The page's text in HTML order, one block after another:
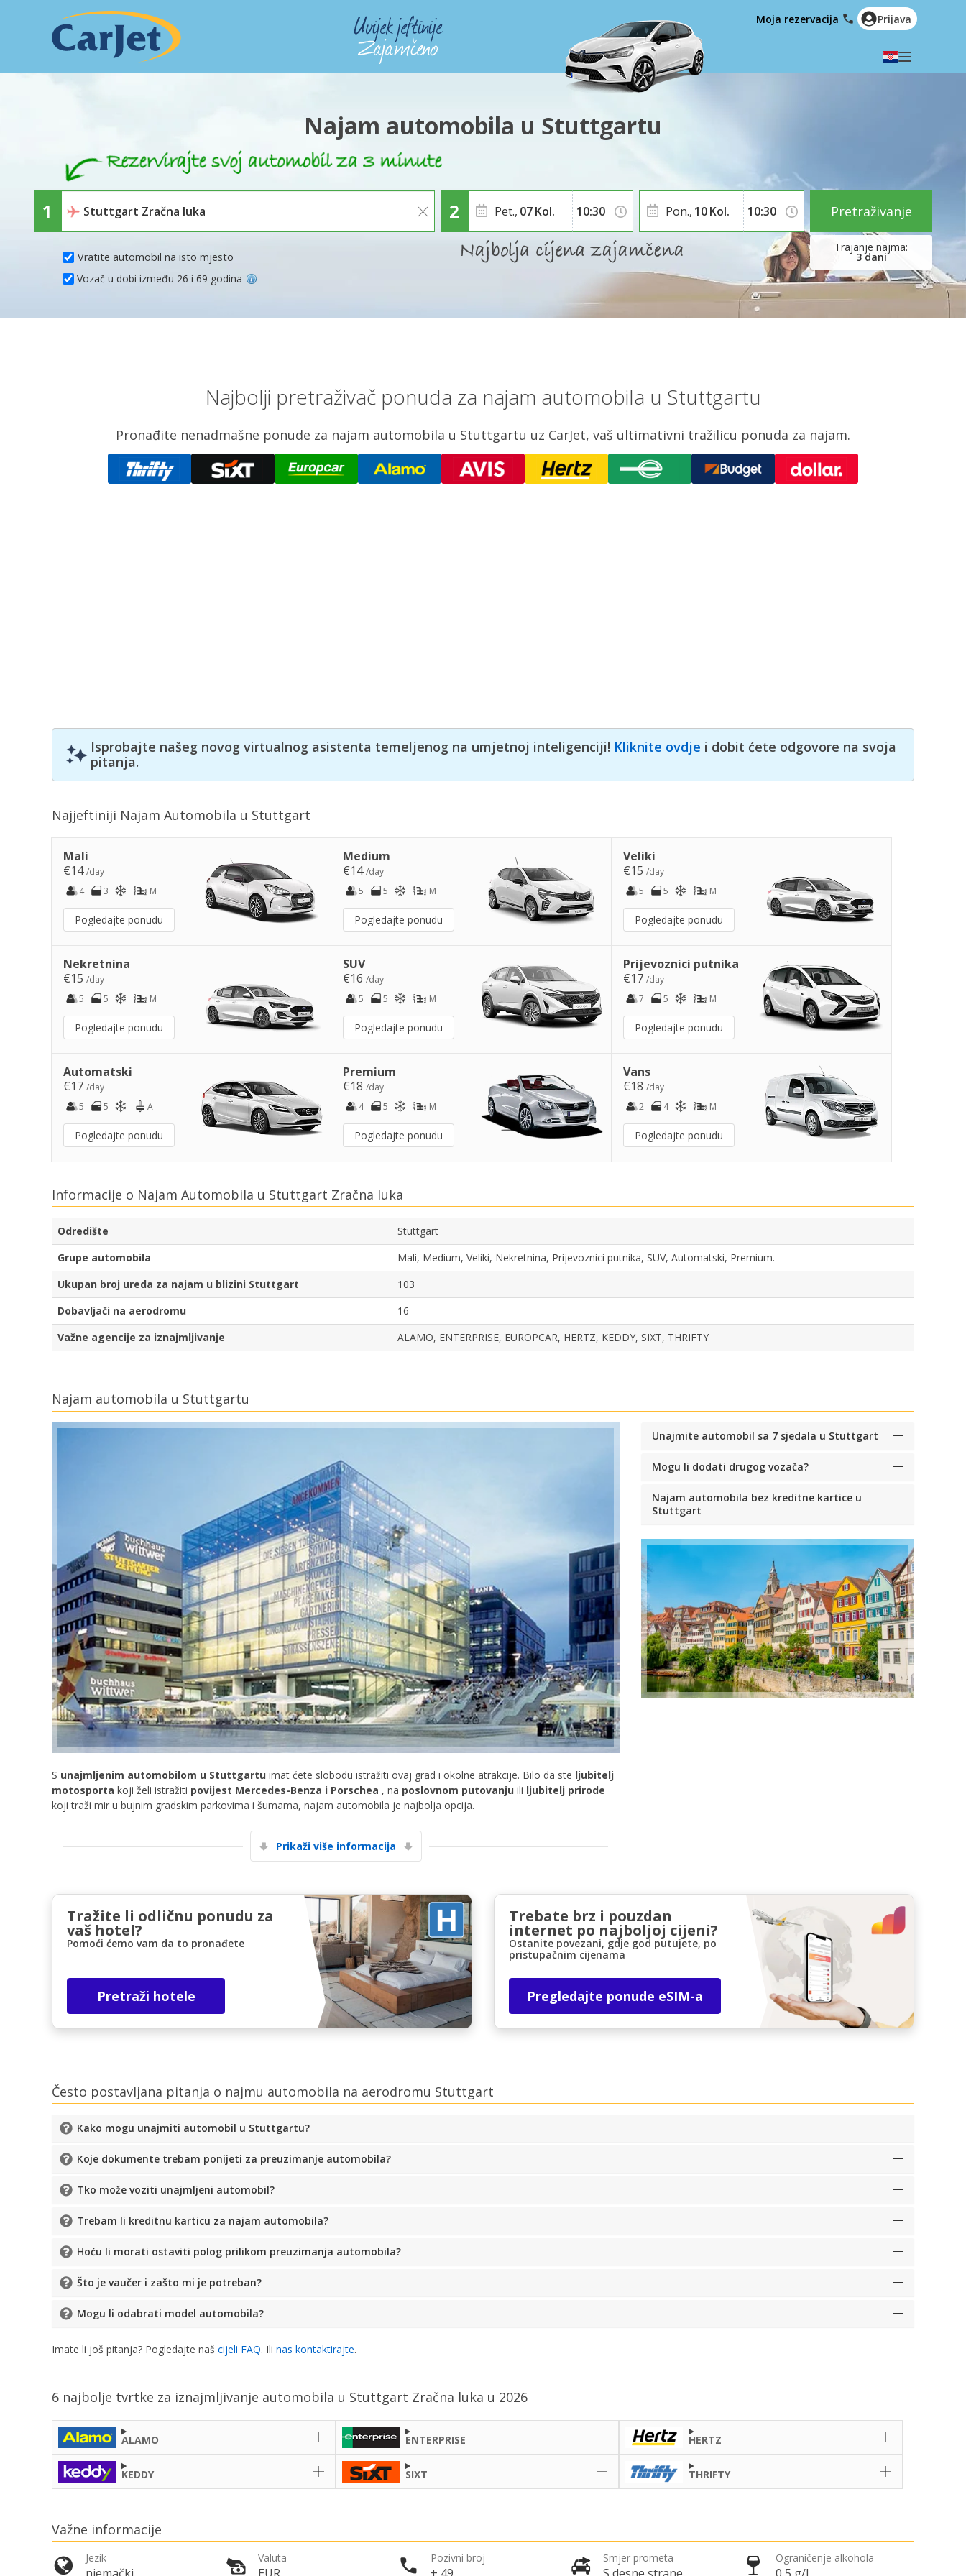
English (US)
Polski
Türkçe
Română
Ελληνικά
Hrvatski
العربية
Moja rezervacija Prijava
Najam automobila u Stuttgartu
Vratite automobil na isto mjesto
Pet., 07Kol.
3 dani
Pon., 10Kol.
Vozač u dobi između 26 i 69 godina
Pretraživanje
Najbolji pretraživač ponuda za najam automobila u Stuttgartu
Pronađite nenadmašne ponude za najam automobila u Stuttgartu uz CarJet, vaš ultimativni tražilicu ponuda za najam.
Isprobajte našeg novog virtualnog asistenta temeljenog na umjetnoj inteligenciji! Kliknite ovdje i dobit ćete odgovore na svoja
pitanja.
Najjeftiniji Najam Automobila u Stuttgart
Mali
€14/day
4
3 M
Pogledajte ponudu
Medium
€14/day
5
5 M
Pogledajte ponudu
Veliki
€15 /day
5
5 M
Pogledajte ponudu
Nekretnina
€15 /day
5
5 M
Pogledajte ponudu
SUV
€16/day
5
5 M
Pogledajte ponudu
Prijevoznici putnika
€17 /day
7
5 M
Pogledajte ponudu
Automatski
€17 /day
5
5 A
Pogledajte ponudu
Premium
€18/day
4
5 M
Pogledajte ponudu
Vans
€18 /day
2
4 M
Pogledajte ponudu
Informacije o Najam Automobila u Stuttgart Zračna luka
Odredište
Stuttgart
Grupe automobila
Mali, Medium, Veliki, Nekretnina, Prijevoznici putnika, SUV, Automatski, Premium.
Ukupan broj ureda za najam u blizini Stuttgart
103
Dobavljači na aerodromu
16
Važne agencije za iznajmljivanje
ALAMO, ENTERPRISE, EUROPCAR, HERTZ, KEDDY, SIXT, THRIFTY
Najam automobila u Stuttgartu
S unajmljenim automobilom u Stuttgartu imat ćete slobodu istražiti ovaj grad i okolne atrakcije. Bilo da ste ljubitelj
motosporta koji želi istražiti povijest Mercedes-Benza i Porschea , na poslovnom putovanju ili ljubitelj prirode
koji traži mir u bujnim gradskim parkovima i šumama, najam automobila je najbolja opcija.
Prikaži više informacija
Unajmite automobil sa 7 sjedala u Stuttgart
Mogu li dodati drugog vozača?
Najam automobila bez kreditne kartice u
Stuttgart
Tražite li odličnu ponudu za
vaš hotel?
Pomoći ćemo vam da to pronađete
Pretraži hotele
Trebate brz i pouzdan
internet po najboljoj cijeni?
Ostanite povezani, gdje god putujete, po
pristupačnim cijenama
Pregledajte ponude eSIM-a
Često postavljana pitanja o najmu automobila na aerodromu Stuttgart
Kako mogu unajmiti automobil u Stuttgartu?
Koje dokumente trebam ponijeti za preuzimanje automobila?
Tko može voziti unajmljeni automobil?
Trebam li kreditnu karticu za najam automobila?
Hoću li morati ostaviti polog prilikom preuzimanja automobila?
Što je vaučer i zašto mi je potreban?
Mogu li odabrati model automobila?
Imate li još pitanja? Pogledajte naš cijeli FAQ. Ili nas kontaktirajte.
6 najbolje tvrtke za iznajmljivanje automobila u Stuttgart Zračna luka u 2026
ALAMO ENTERPRISE HERTZ
KEDDY SIXT THRIFTY
Važne informacije
Jezik Valuta Pozivni broj Smjer prometa Ograničenje alkohola
Posebni popusti
Pristupite ekskluzivnim ponudama naših
dobavljača